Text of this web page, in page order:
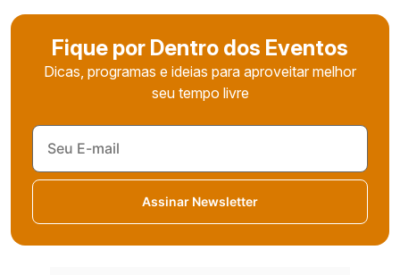
Fique por Dentro dos Eventos
Dicas, programas e ideias para aproveitar melhor
seu tempo livre
Assinar Newsletter